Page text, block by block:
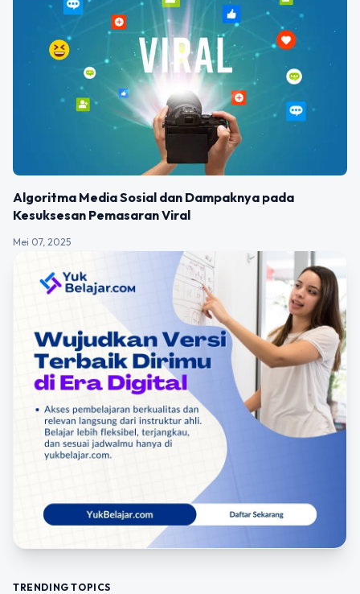
Algoritma Media Sosial dan Dampaknya pada
Kesuksesan Pemasaran Viral
Mei 07, 2025
TRENDING TOPICS